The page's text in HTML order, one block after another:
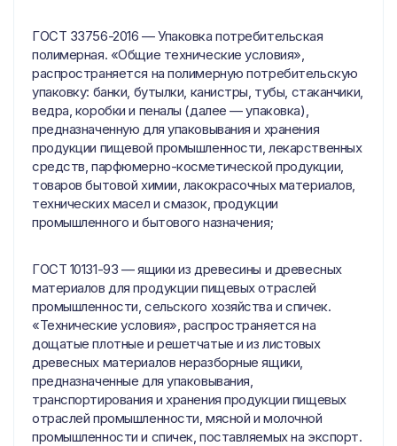
ГОСТ 33756-2016 — Упаковка потребительская
полимерная. «Общие технические условия»,
распространяется на полимерную потребительскую
упаковку: банки, бутылки, канистры, тубы, стаканчики,
ведра, коробки и пеналы (далее — упаковка),
предназначенную для упаковывания и хранения
продукции пищевой промышленности, лекарственных
средств, парфюмерно-косметической продукции,
товаров бытовой химии, лакокрасочных материалов,
технических масел и смазок, продукции
промышленного и бытового назначения;
ГОСТ 10131-93 — ящики из древесины и древесных
материалов для продукции пищевых отраслей
промышленности, сельского хозяйства и спичек.
«Технические условия», распространяется на
дощатые плотные и решетчатые и из листовых
древесных материалов неразборные ящики,
предназначенные для упаковывания,
транспортирования и хранения продукции пищевых
отраслей промышленности, мясной и молочной
промышленности и спичек, поставляемых на экспорт.